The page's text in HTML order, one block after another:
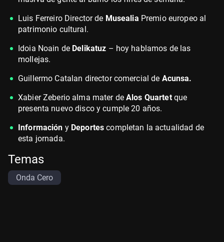
Luis Ferreiro Director de Musealia Premio europeo al
patrimonio cultural.
Idoia Noain de Delikatuz – hoy hablamos de las
mollejas.
Guillermo Catalan director comercial de Acunsa.
Xabier Zeberio alma mater deAlos Quartetque
presenta nuevo disco y cumple 20 años.
Información y Deportes completan la actualidad de
esta jornada.
Temas
Onda Cero